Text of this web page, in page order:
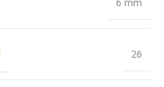
6 mm
26